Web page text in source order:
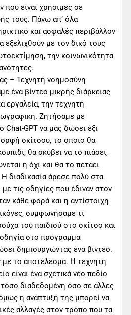
που είναι χρήσιμες σε
τους. Πάνω απ’ όλα
και ασφαλές περιβάλλον
εξελιχθούν με τον δικό τους
την κοινωνικότητα
– Τεχνητή νοημοσύνη
ένα βίντεο μικρής διάρκειας
εργαλεία, την τεχνητή
Ζητήσαμε με
GPT να μας δώσει έξι
σκίτσου, το οποιο θα
θα σκύβει να το πιάσει,
η όχι και θα το πετάει
διαδικασία άρεσε πολύ στα
τις οδηγίες που έδιναν στον
κάθε φορά και η αντίστοιχη
συμφωνήσαμε τι
του παιδιού στο σκίτσο και
στο πρόγραμμα
δημιουργώντας ένα βίντεο.
με το αποτέλεσμα. Η τεχνητή
είναι ένα σχετικά νέο πεδίο
τόσο διαδεδομένη όσο σε άλλες
η ανάπτυξή της μπορεί να
αλλαγές στον τρόπο που τα